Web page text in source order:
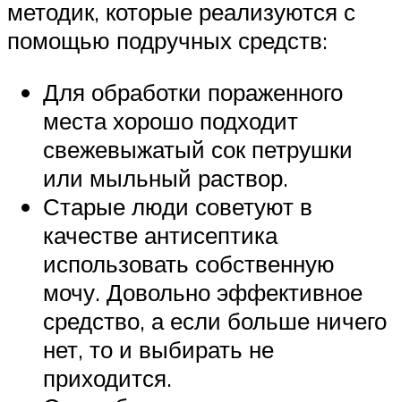
методик, которые реализуются с
помощью подручных средств:
Для обработки пораженного
места хорошо подходит
свежевыжатый сок петрушки
или мыльный раствор.
Старые люди советуют в
качестве антисептика
использовать собственную
мочу. Довольно эффективное
средство, а если больше ничего
нет, то и выбирать не
приходится.